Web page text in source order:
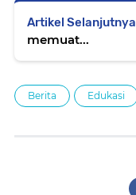
Artikel Selanjutnya
memuat...
Berita Edukasi